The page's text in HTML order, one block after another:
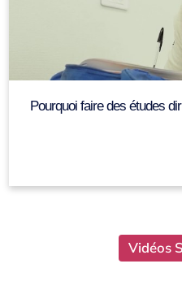
Pourquoi faire des études
Vidéos